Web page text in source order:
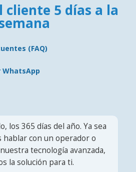
cliente 5 días a la
(FAQ)
WhatsApp
los 365 días del año. Ya sea
hablar con un operador o
tecnología avanzada,
la solución para ti.